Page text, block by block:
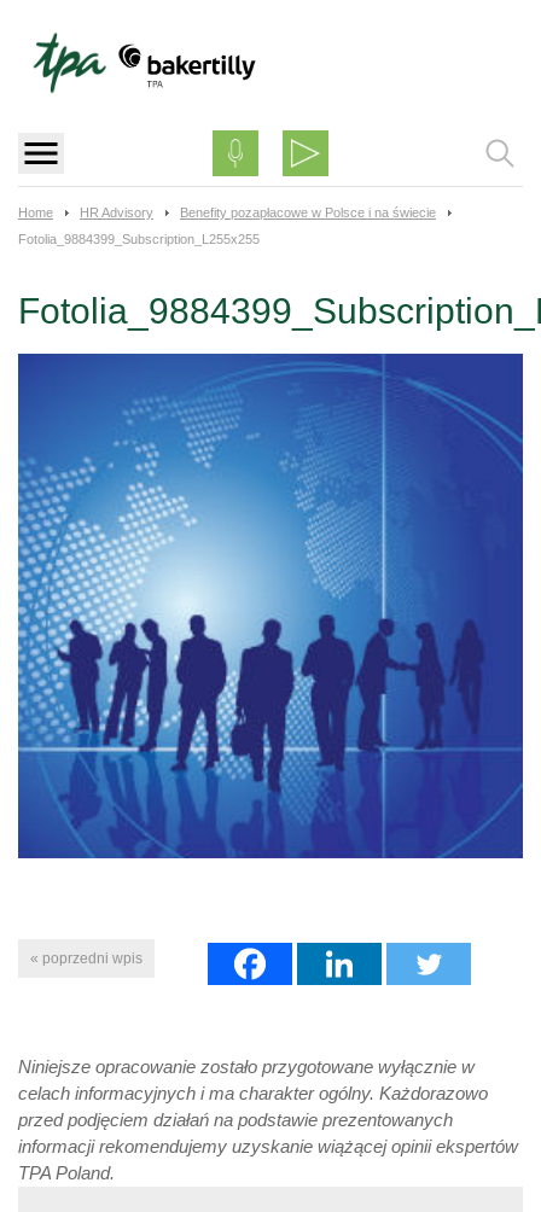
content
Home HR Advisory
Benefity pozapłacowe w Polsce i na świecie
Fotolia_9884399_Subscription_L255x255
« poprzedni wpis
Niniejsze opracowanie zostało przygotowane wyłącznie w
celach informacyjnych i ma charakter ogólny. Każdorazowo
przed podjęciem działań na podstawie prezentowanych
informacji rekomendujemy uzyskanie wiążącej opinii ekspertów
TPA Poland.